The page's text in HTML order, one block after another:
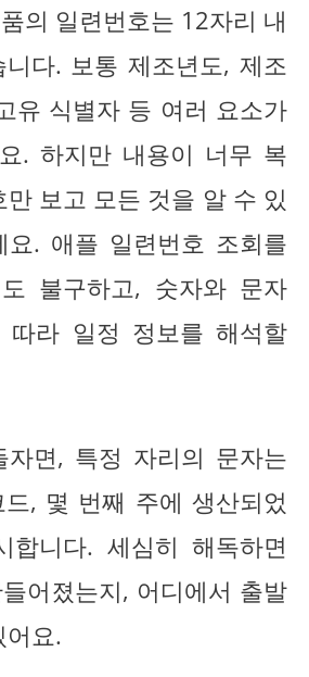
의 일련번호는 12자리 내
다. 보통 제조년도, 제조
유 식별자 등 여러 요소가
. 하지만 내용이 너무 복
보고 모든 것을 알 수 있
요. 애플 일련번호 조회를
불구하고, 숫자와 문자
따라 일정 정보를 해석할
자면, 특정 자리의 문자는
, 몇 번째 주에 생산되었
합니다. 세심히 해독하면
어졌는지, 어디에서 출발
어요.